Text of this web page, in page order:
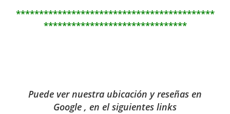
*******************************************
*******************************
Puede ver nuestra ubicación y reseñas en
Google , en el siguientes links